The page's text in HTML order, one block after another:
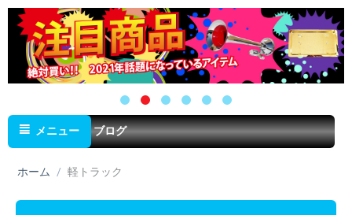
メニュー ブログ
ホーム / 軽トラック